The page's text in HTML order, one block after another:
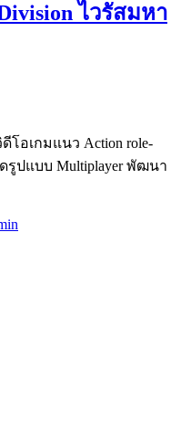
ไวรัสมหา
ดีโอเกมแนว Action role-
ดรูปแบบ Multiplayer พัฒนา